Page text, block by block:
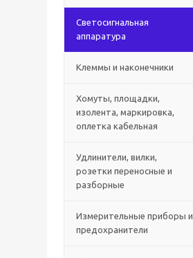
Светосигнальная
аппаратура
Клеммы и наконечники
Хомуты, площадки,
изолента, маркировка,
оплетка кабельная
Удлинители, вилки,
розетки переносные и
разборные
Измерительные приборы и
предохранители